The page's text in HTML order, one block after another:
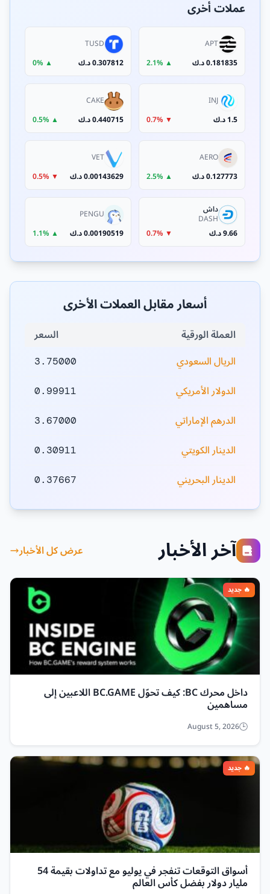
عملات أخرى
APT
0.181835 د.ك
▲ 2.1%
TUSD
0.307812 د.ك
▲ 0%
INJ
1.5 د.ك
▼ 0.7%
CAKE
0.440715 د.ك
▲ 0.5%
AERO
0.127773 د.ك
▲ 2.5%
VET
0.00143629 د.ك
▼ 0.5%
داش
DASH
9.66 د.ك
▼ 0.7%
PENGU
0.00190519 د.ك
▲ 1.1%
أسعار مقابل العملات الأخرى
العملة الورقية
السعر
الريال السعودي
3.75000
الدولار الأمريكي 0.99911
الدرهم الإماراتي 3.67000
الدينار الكويتي 0.30911
الدينار البحريني 0.37667
آخر الأخبار عرض كل الأخبار
داخل محرك BC: كيف تحوّل BC.GAME اللاعبين إلى
مساهمين
August 5, 2026
أسواق التوقعات تنفجر في يوليو مع تداولات بقيمة 54
مليار دولار بفضل كأس العالم